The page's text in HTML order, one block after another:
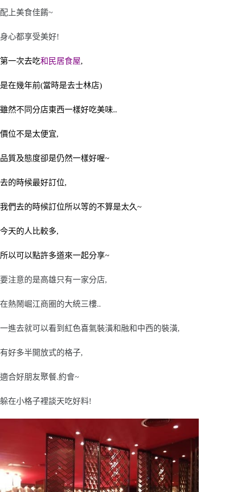
配上美食佳餚~
身心都享受美好!
第一次去吃和民居食屋,
是在幾年前(當時是去士林店)
雖然不同分店東西一樣好吃美味..
價位不是太便宜,
品質及態度卻是仍然一樣好喔~
去的時候最好訂位,
我們去的時候訂位所以等的不算是太久~
今天的人比較多,
所以可以點許多道來一起分享~
要注意的是高雄只有一家分店,
在熱鬧崛江商圈的大統三樓..
一進去就可以看到紅色喜氣裝潢和融和中西的裝潢,
有好多半開放式的格子,
適合好朋友聚餐.約會~
躲在小格子裡談天吃好料!